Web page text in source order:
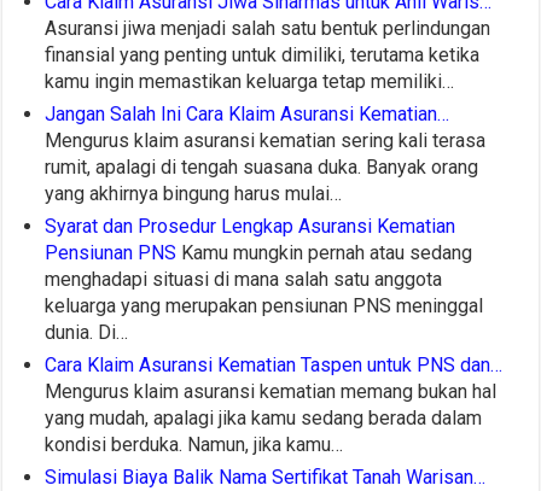
Asuransi jiwa menjadi salah satu bentuk perlindungan
finansial yang penting untuk dimiliki, terutama ketika
kamu ingin memastikan keluarga tetap memiliki…
Jangan Salah Ini Cara Klaim Asuransi Kematian…
Mengurus klaim asuransi kematian sering kali terasa
rumit, apalagi di tengah suasana duka. Banyak orang
yang akhirnya bingung harus mulai…
Syarat dan Prosedur Lengkap Asuransi Kematian
Pensiunan PNS Kamu mungkin pernah atau sedang
menghadapi situasi di mana salah satu anggota
keluarga yang merupakan pensiunan PNS meninggal
dunia. Di…
Cara Klaim Asuransi Kematian Taspen untuk PNS dan…
Mengurus klaim asuransi kematian memang bukan hal
yang mudah, apalagi jika kamu sedang berada dalam
kondisi berduka. Namun, jika kamu…
Simulasi Biaya Balik Nama Sertifikat Tanah Warisan…